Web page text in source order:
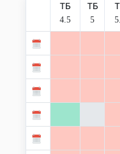
ТБ
4.5
ТБ
5